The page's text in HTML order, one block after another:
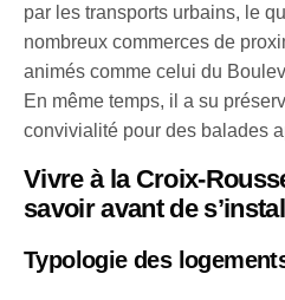
par les transports urbains, le
nombreux commerces de
animés comme celui du
En même temps, il a su
convivialité pour des balades
Vivre à la Croix-
savoir avant de
Typologie des